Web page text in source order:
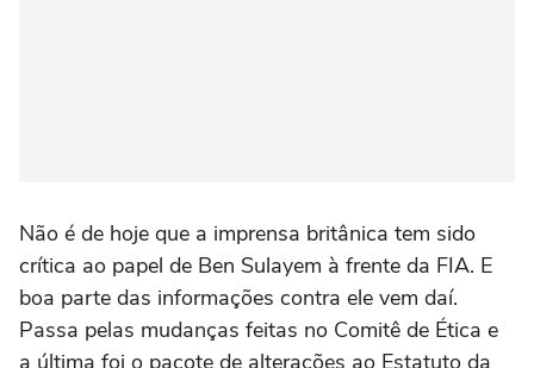
Não é de hoje que a imprensa britânica tem sido
crítica ao papel de Ben Sulayem à frente da FIA. E
boa parte das informações contra ele vem daí.
Passa pelas mudanças feitas no Comitê de Ética e
a última foi o pacote de alterações ao Estatuto da